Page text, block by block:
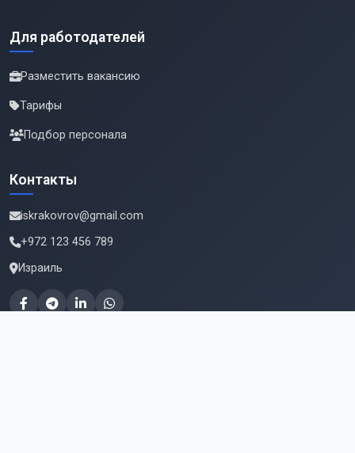
Для работодателей
Разместить вакансию
Тарифы
Подбор персонала
Контакты
iskrakovrov@gmail.com
+972 123 456 789
Израиль